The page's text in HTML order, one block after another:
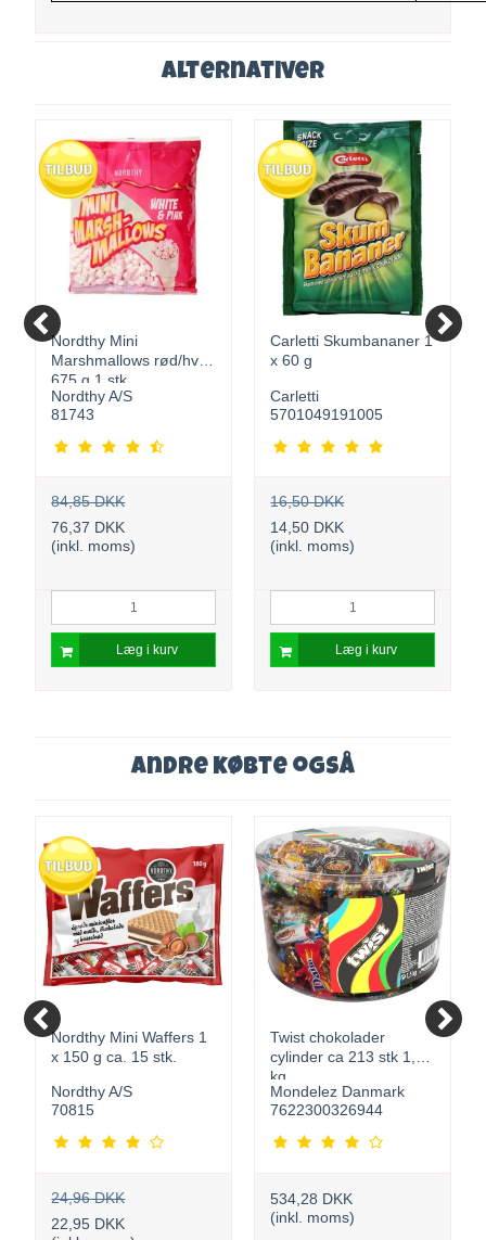
Alternativer
Nordthy Mini
Marshmallows rød/hvid
675 g 1 stk.
Nordthy A/S
81743
84,85 DKK
76,37 DKK
(inkl. moms)
Læg i kurv
Carletti Skumbananer 1
x 60 g
Carletti
5701049191005
16,50 DKK
14,50 DKK
(inkl. moms)
Læg i kurv
Andre købte også
Nordthy Mini Waffers 1
x 150 g ca. 15 stk.
Nordthy A/S
70815
24,96 DKK
22,95 DKK
Twist chokolader
cylinder ca 213 stk 1,5
kg
Mondelez Danmark
7622300326944
534,28 DKK
(inkl. moms)